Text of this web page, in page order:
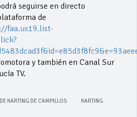
seguirse en directo
de
faa.us19.list-
y también en Canal Sur
TV.
KARTING DE CAMPILLOS KARTING